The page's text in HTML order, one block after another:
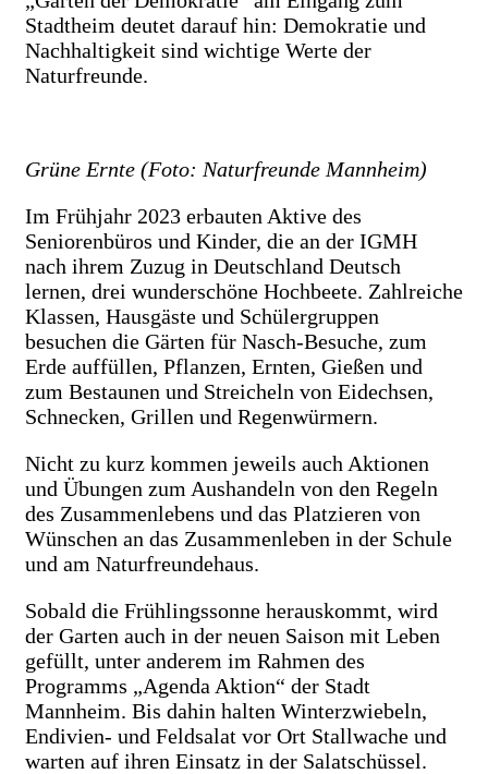
Stadtheim deutet darauf hin: Demokratie und
Nachhaltigkeit sind wichtige Werte der
Naturfreunde.
Grüne Ernte (Foto: Naturfreunde Mannheim)
Im Frühjahr 2023 erbauten Aktive des
Seniorenbüros und Kinder, die an der IGMH
nach ihrem Zuzug in Deutschland Deutsch
lernen, drei wunderschöne Hochbeete. Zahlreiche
Klassen, Hausgäste und Schülergruppen
besuchen die Gärten für Nasch-Besuche, zum
Erde auffüllen, Pflanzen, Ernten, Gießen und
zum Bestaunen und Streicheln von Eidechsen,
Schnecken, Grillen und Regenwürmern.
Nicht zu kurz kommen jeweils auch Aktionen
und Übungen zum Aushandeln von den Regeln
des Zusammenlebens und das Platzieren von
Wünschen an das Zusammenleben in der Schule
und am Naturfreundehaus.
Sobald die Frühlingssonne herauskommt, wird
der Garten auch in der neuen Saison mit Leben
gefüllt, unter anderem im Rahmen des
Programms „Agenda Aktion“ der Stadt
Mannheim. Bis dahin halten Winterzwiebeln,
Endivien- und Feldsalat vor Ort Stallwache und
warten auf ihren Einsatz in der Salatschüssel.